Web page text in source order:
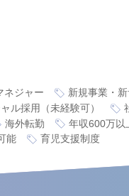
ネジャー
新規事業・
ル採用（未経験可）
海外転勤
年収600万以
能 育児支援制度